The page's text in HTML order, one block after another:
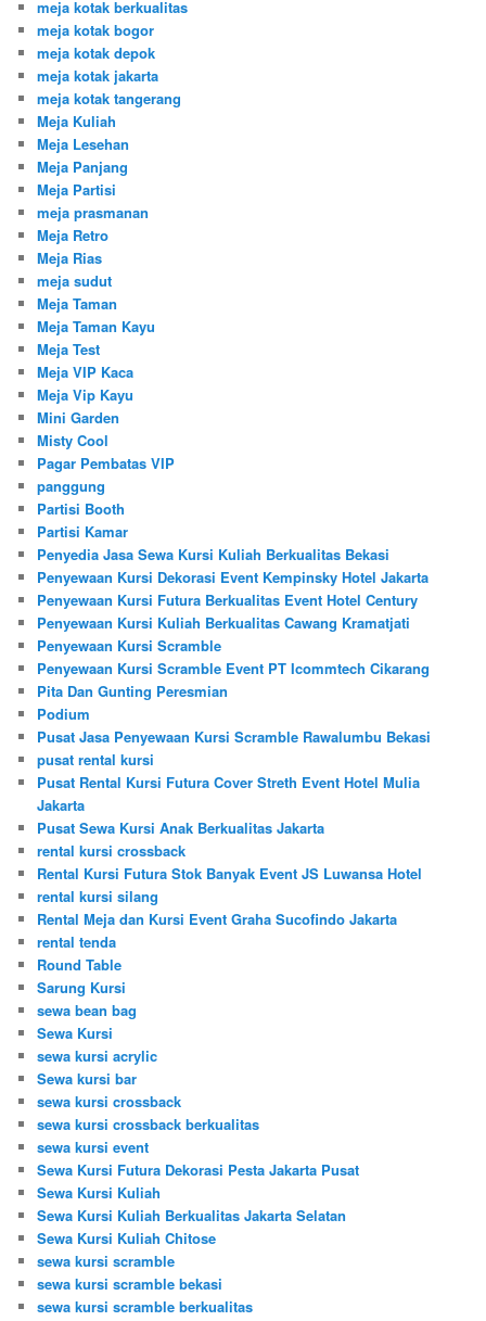
meja kotak berkualitas
meja kotak bogor
meja kotak depok
meja kotak jakarta
meja kotak tangerang
Meja Kuliah
Meja Lesehan
Meja Panjang
Meja Partisi
meja prasmanan
Meja Retro
Meja Rias
meja sudut
Meja Taman
Meja Taman Kayu
Meja Test
Meja VIP Kaca
Meja Vip Kayu
Mini Garden
Misty Cool
Pagar Pembatas VIP
panggung
Partisi Booth
Partisi Kamar
Penyedia Jasa Sewa Kursi Kuliah Berkualitas Bekasi
Penyewaan Kursi Dekorasi Event Kempinsky Hotel Jakarta
Penyewaan Kursi Futura Berkualitas Event Hotel Century
Penyewaan Kursi Kuliah Berkualitas Cawang Kramatjati
Penyewaan Kursi Scramble
Penyewaan Kursi Scramble Event PT Icommtech Cikarang
Pita Dan Gunting Peresmian
Podium
Pusat Jasa Penyewaan Kursi Scramble Rawalumbu Bekasi
pusat rental kursi
Pusat Rental Kursi Futura Cover Streth Event Hotel Mulia
Jakarta
Pusat Sewa Kursi Anak Berkualitas Jakarta
rental kursi crossback
Rental Kursi Futura Stok Banyak Event JS Luwansa Hotel
rental kursi silang
Rental Meja dan Kursi Event Graha Sucofindo Jakarta
rental tenda
Round Table
Sarung Kursi
sewa bean bag
Sewa Kursi
sewa kursi acrylic
Sewa kursi bar
sewa kursi crossback
sewa kursi crossback berkualitas
sewa kursi event
Sewa Kursi Futura Dekorasi Pesta Jakarta Pusat
Sewa Kursi Kuliah
Sewa Kursi Kuliah Berkualitas Jakarta Selatan
Sewa Kursi Kuliah Chitose
sewa kursi scramble
sewa kursi scramble bekasi
sewa kursi scramble berkualitas